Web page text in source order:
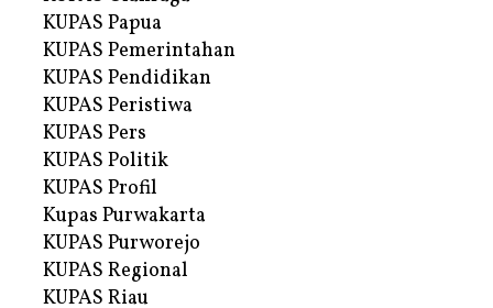
KUPAS Papua
KUPAS Pemerintahan
KUPAS Pendidikan
KUPAS Peristiwa
KUPAS Pers
KUPAS Politik
KUPAS Profil
Kupas Purwakarta
KUPAS Purworejo
KUPAS Regional
KUPAS Riau